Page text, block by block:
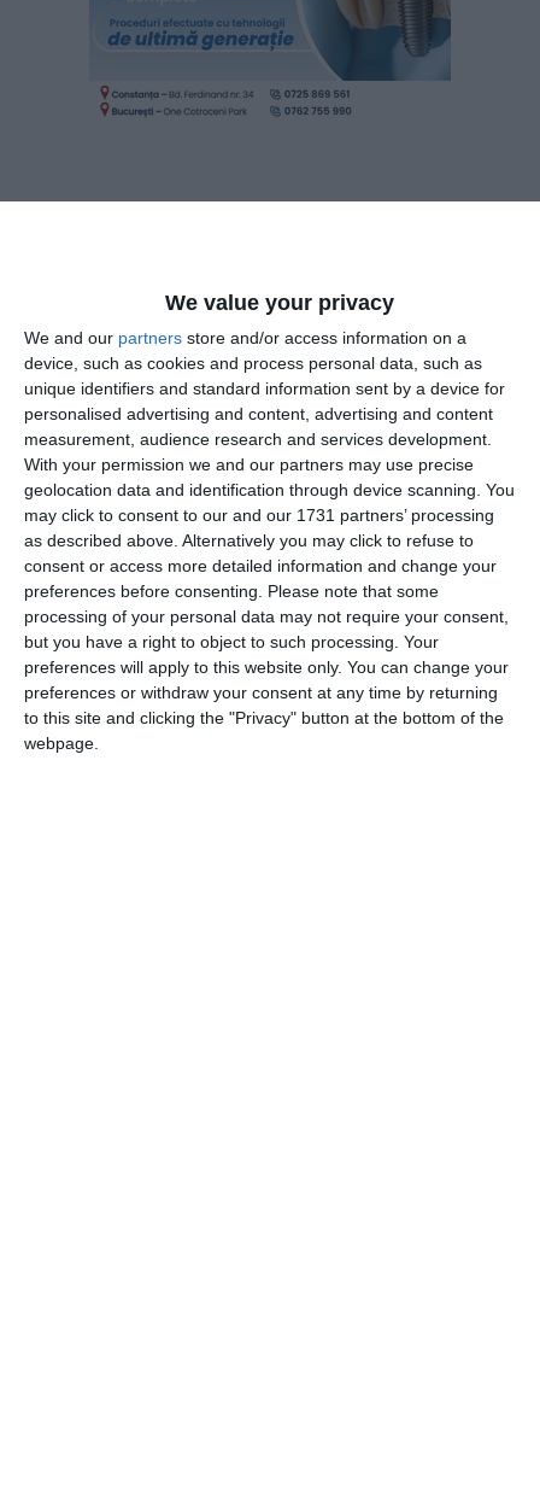
We value your privacy
We and our partners store and/or access information on a
device, such as cookies and process personal data, such as
unique identifiers and standard information sent by a device for
personalised advertising and content, advertising and content
measurement, audience research and services development.
With your permission we and our partners may use precise
geolocation data and identification through device scanning. You
may click to consent to our and our 1731 partners’ processing
as described above. Alternatively you may click to refuse to
consent or access more detailed information and change your
preferences before consenting. Please note that some
processing of your personal data may not require your consent,
but you have a right to object to such processing. Your
preferences will apply to this website only. You can change your
preferences or withdraw your consent at any time by returning
to this site and clicking the "Privacy" button at the bottom of the
webpage.
La data de la data de 08 aprilie 2026, inculpatul, aflat în
exercitarea atribuțiilor de serviciu, în biroul său din incinta
Parchetului de pe lângă Curtea de Apel Constanța, a primit
în mod direct, pentru sine, suma de aproximativ 60.000 euro
de la o persoană, lăsând să se creadă că are influență asupra
unui procuror din cadrul unei unități de parchet
subordonate, promițând că îl va determina pe acesta să
îndeplinească un act ce intră în îndatoririle sale de serviciu,
respectiv de a soluționa într-un sens favorabil un dosar
penal.
De asemenea, în același context, după primirea sumei de
bani, inculpatul a lăsat să se creadă că are influență asupra
unor judecători și a promis că îi va determina pe aceștia să
îndeplinească un act ce intră în îndatoririle lor de serviciu,
respectiv de a soluționa favorabil două cauze civile.